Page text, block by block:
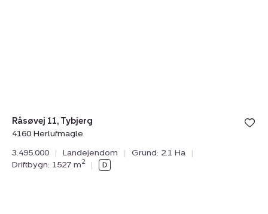
Bolig er
under
Råsøvej 11, Tybjerg
4160 Herlufmagle
3.495.000
| Landejendom | Grund: 2.1 Ha
|
Driftbygn: 1527 m2 |